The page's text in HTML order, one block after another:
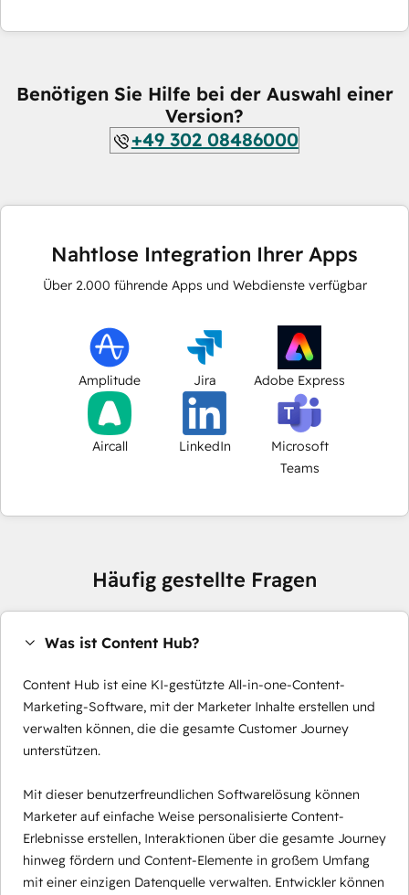
Benötigen Sie Hilfe bei der Auswahl einer
Version?
+49 302 08486000
Nahtlose Integration Ihrer Apps
Über 2.000 führende Apps und Webdienste verfügbar
Amplitude Jira Adobe Express
Aircall LinkedIn
Microsoft
Teams
Häufig gestellte Fragen
Was ist Content Hub?
Content Hub ist eine KI-gestützte All-in-one-Content-
Marketing-Software, mit der Marketer Inhalte erstellen und
verwalten können, die die gesamte Customer Journey
unterstützen.
Mit dieser benutzerfreundlichen Softwarelösung können
Marketer auf einfache Weise personalisierte Content-
Erlebnisse erstellen, Interaktionen über die gesamte Journey
hinweg fördern und Content-Elemente in großem Umfang
mit einer einzigen Datenquelle verwalten. Entwickler können